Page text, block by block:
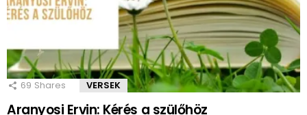
69 Shares VERSEK
Aranyosi Ervin: Kérés a szülőhöz